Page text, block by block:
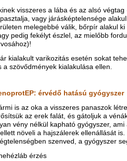
visszeres a lába és az alsó
vagy járásképtelensége
melegebbé válik, bőrpír alakul
pedig fekélyt észlel, az mielőbb
kialakult varikozitás esetén sokat
a szövődmények kialakulása ellen.
érvédő hatású gyógyszer
is az oka a visszeres panaszok
az erek falát, és gátoljuk a
vény nélkül kapható gyógyszer,
növeli a hajszálerek ellenállását
szenved, a gyógyszer
érzés